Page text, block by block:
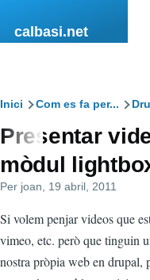
calbasi.net
Fil
d'ariadna
Inici Com es fa per...
Presentar
mòdul
Per joan , 19 abril, 2011
Si volem penjar videos que
vimeo, etc. però que tinguin
nostra pròpia web en drupal,